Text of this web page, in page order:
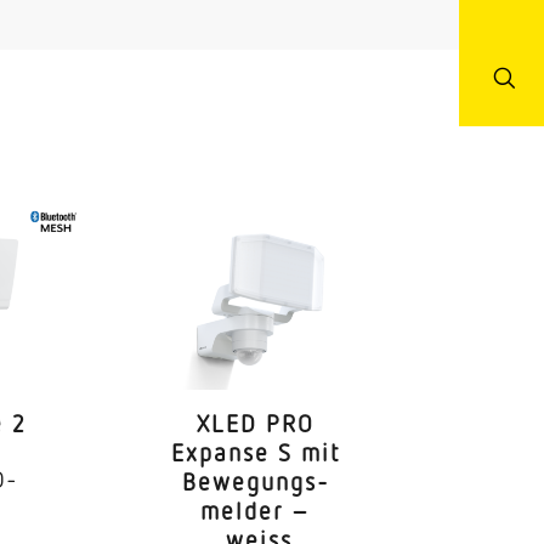
2
XLED PRO
Expanse S mit
Bewe­gungs­
melder –